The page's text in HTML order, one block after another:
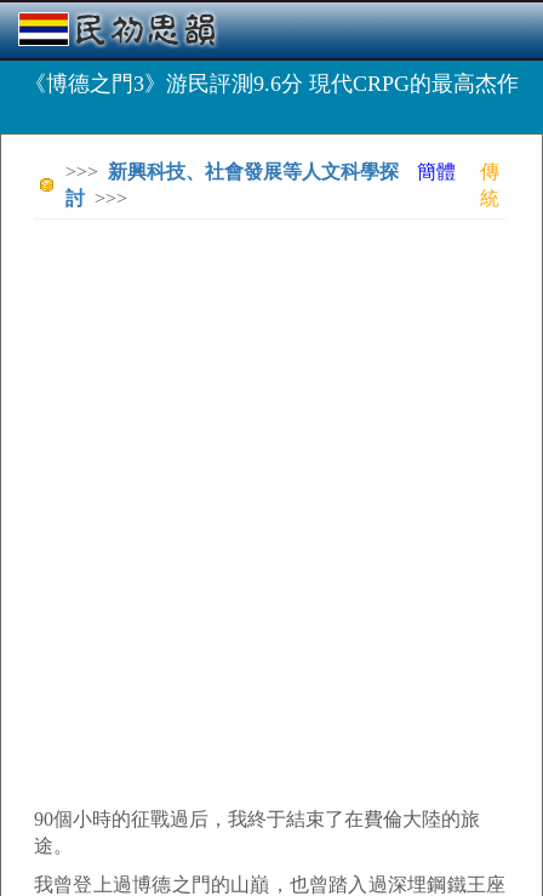
《博德之門3》游民評測9.6分 現代CRPG的最高杰作
>>> 新興科技、社會發展等人文科學探
討>>>
簡體
傳
統
90個小時的征戰過后，我終于結束了在費倫大陸的旅
途。
我曾登上過博德之門的山巔，也曾踏入過深埋鋼鐵王座